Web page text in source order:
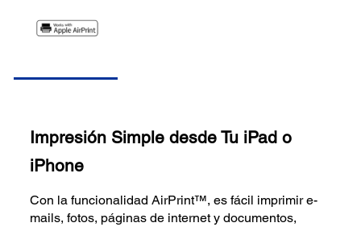
Impresión Simple desde Tu iPad o
iPhone
Con la funcionalidad AirPrint™, es fácil imprimir e-
mails, fotos, páginas de internet y documentos,